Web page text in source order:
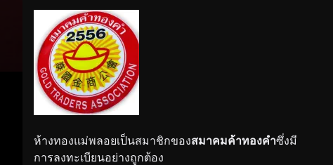
ห้างทองแม่พลอยเป็นสมาชิกของสมาคมค้าทองคำซึ่งมี
การลงทะเบียนอย่างถูกต้อง